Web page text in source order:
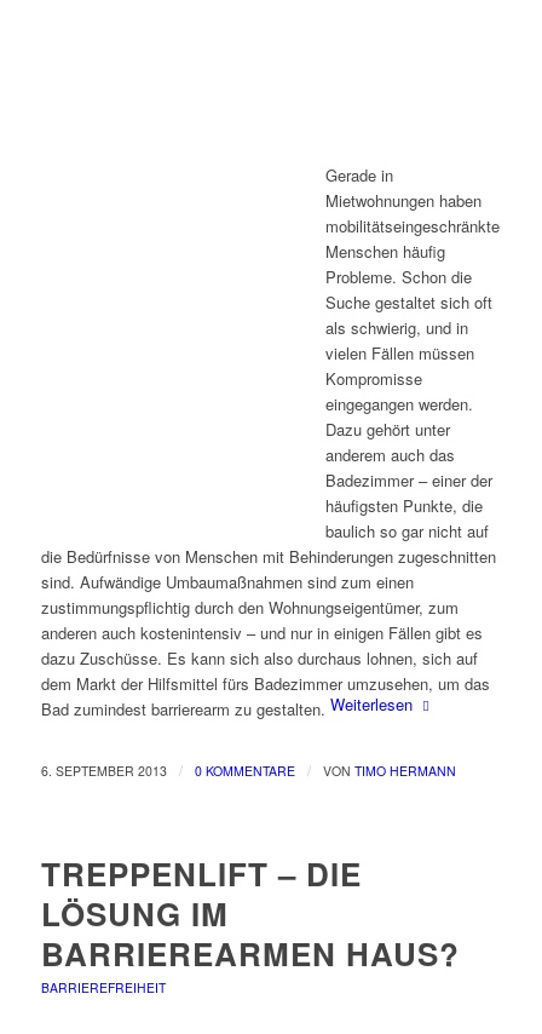
Gerade in
Mietwohnungen haben
mobilitätseingeschränkte
Menschen häufig
Probleme. Schon die
Suche gestaltet sich oft
als schwierig, und in
vielen Fällen müssen
Kompromisse
eingegangen werden.
Dazu gehört unter
anderem auch das
Badezimmer – einer der
häufigsten Punkte, die
baulich so gar nicht auf
die Bedürfnisse von Menschen mit Behinderungen zugeschnitten
sind. Aufwändige Umbaumaßnahmen sind zum einen
zustimmungspflichtig durch den Wohnungseigentümer, zum
anderen auch kostenintensiv – und nur in einigen Fällen gibt es
dazu Zuschüsse. Es kann sich also durchaus lohnen, sich auf
dem Markt der Hilfsmittel fürs Badezimmer umzusehen, um das
Bad zumindest barrierearm zu gestalten. Weiterlesen
6. SEPTEMBER 2013 / 0 KOMMENTARE / VON TIMO HERMANN
TREPPENLIFT – DIE
LÖSUNG IM
BARRIEREARMEN HAUS?
BARRIEREFREIHEIT